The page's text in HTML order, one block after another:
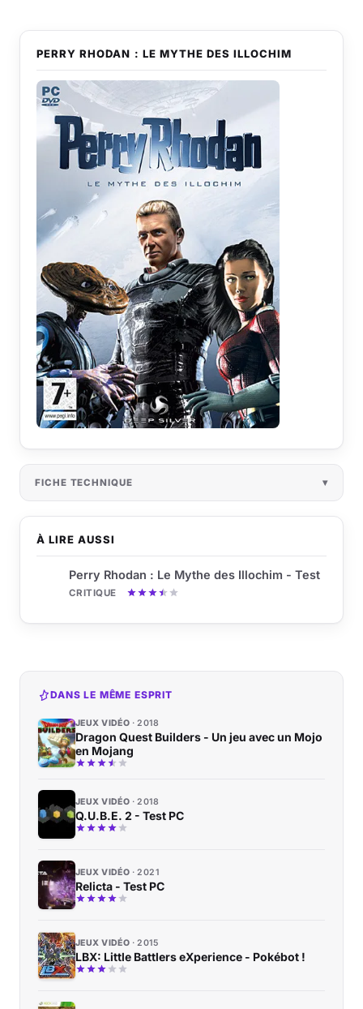
À LIRE AUSSI
Perry Rhodan : Le Mythe des Illochim - Test
CRITIQUE
PERRY RHODAN : LE MYTHE DES ILLOCHIM
FICHE TECHNIQUE
DANS LE MÊME ESPRIT
JEUX VIDÉO 2018
Dragon Quest Builders - Un jeu avec un Mojo
en Mojang
JEUX VIDÉO 2018
Q.U.B.E. 2 - Test PC
JEUX VIDÉO 2021
Relicta - Test PC
JEUX VIDÉO 2015
LBX: Little Battlers eXperience - Pokébot !